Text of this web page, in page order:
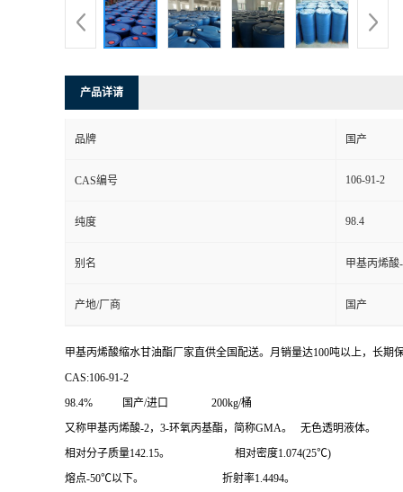
产品详请
品牌 国产
CAS编号 106-91-2
纯度 98.4
别名 甲基丙烯酸
产地/厂商 国产
甲基丙烯酸缩水甘油酯厂家直供全国配送。月销量达100吨以上，长
CAS:106-91-2
98.4% 国产/进口 200kg/桶
又称甲基丙烯酸-2，3-环氧丙基酯，简称GMA。 无色透明液体。
相对分子质量142.15。 相对密度1.074(25℃)
熔点-50℃以下。 折射率1.4494。